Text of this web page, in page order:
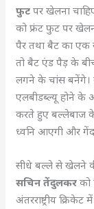
फुट पर खेलना
को फ्रंट फुट पर
पैर तथा बैट का एक
तो बैट एंड पैड़ के
लगने के चांस बनेंगे।
एलबीडब्ल्यू होने के
करते हुए बल्लेबाज
ध्वनि आएगी और गेंद
सीधे बल्ले से खेलने
सचिन तेंदुलकरको
अंतरराष्ट्रीय